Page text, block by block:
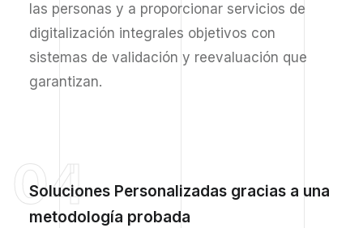
las personas y a proporcionar servicios de
digitalización integrales objetivos con
sistemas de validación y reevaluación que
garantizan.
04
Soluciones Personalizadas gracias a una
metodología probada